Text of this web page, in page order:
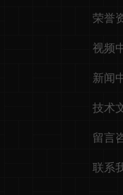
荣誉
视频
新闻
技术
留言
联系